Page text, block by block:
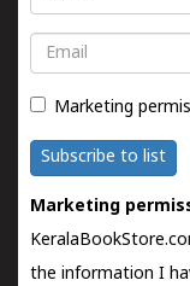
Email
Marketing
Subscribe to list
Marketing
the information I